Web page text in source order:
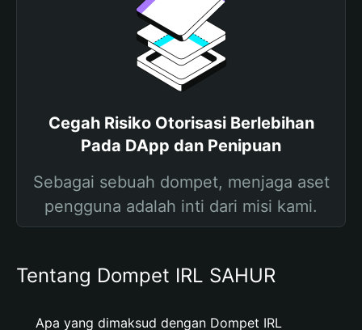
Cegah Risiko Otorisasi Berlebihan
Pada DApp dan Penipuan
Sebagai sebuah dompet, menjaga aset
pengguna adalah inti dari misi kami.
Tentang Dompet IRL SAHUR
Apa yang dimaksud dengan Dompet IRL